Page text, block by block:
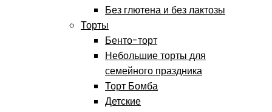
Без глютена и без лактозы
Торты
Бенто-торт
Небольшие торты для
семейного праздника
Торт Бомба
Детские